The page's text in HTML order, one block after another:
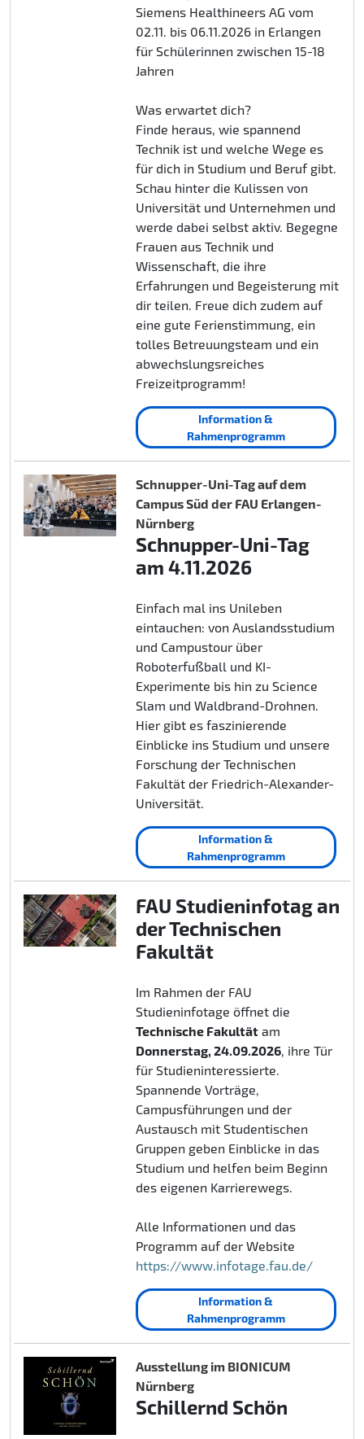
Siemens Healthineers AG vom
02.11. bis 06.11.2026 in Erlangen
für Schülerinnen zwischen 15-18
Jahren
Was erwartet dich?
Finde heraus, wie spannend
Technik ist und welche Wege es
für dich in Studium und Beruf gibt.
Schau hinter die Kulissen von
Universität und Unternehmen und
werde dabei selbst aktiv. Begegne
Frauen aus Technik und
Wissenschaft, die ihre
Erfahrungen und Begeisterung mit
dir teilen. Freue dich zudem auf
eine gute Ferienstimmung, ein
tolles Betreuungsteam und ein
abwechslungsreiches
Freizeitprogramm!
Information &
Rahmenprogramm
Schnupper-Uni-Tag auf dem
Campus Süd der FAU Erlangen-
Nürnberg
Schnupper-Uni-Tag
am 4.11.2026
Einfach mal ins Unileben
eintauchen: von Auslandsstudium
und Campustour über
Roboterfußball und KI-
Experimente bis hin zu Science
Slam und Waldbrand-Drohnen.
Hier gibt es faszinierende
Einblicke ins Studium und unsere
Forschung der Technischen
Fakultät der Friedrich-Alexander-
Universität.
Information &
Rahmenprogramm
FAU Studieninfotag an
der Technischen
Fakultät
Im Rahmen der FAU
Studieninfotage öffnet die
Technische Fakultätam
Donnerstag, 24.09.2026, ihre Tür
für Studieninteressierte.
Spannende Vorträge,
Campusführungen und der
Austausch mit Studentischen
Gruppen geben Einblicke in das
Studium und helfen beim Beginn
des eigenen Karrierewegs.
Alle Informationen und das
Programm auf der Website
https://www.infotage.fau.de/
Information &
Rahmenprogramm
Ausstellung im BIONICUM
Nürnberg
Schillernd Schön